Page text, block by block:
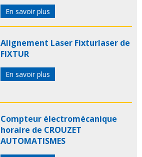
En savoir plus
Alignement Laser Fixturlaser de
FIXTUR
En savoir plus
Compteur électromécanique
horaire de CROUZET
AUTOMATISMES